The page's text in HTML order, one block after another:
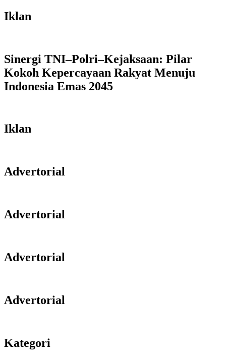
Iklan
Sinergi TNI–Polri–Kejaksaan: Pilar
Kokoh Kepercayaan Rakyat Menuju
Indonesia Emas 2045
Iklan
Advertorial
Advertorial
Advertorial
Advertorial
Kategori